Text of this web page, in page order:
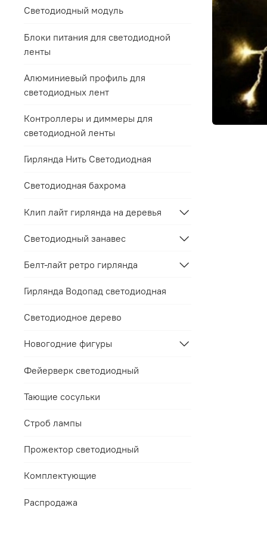
Светодиодный модуль
Блоки питания для светодиодной
ленты
Алюминиевый профиль для
светодиодных лент
Контроллеры и диммеры для
светодиодной ленты
Гирлянда Нить Светодиодная
Светодиодная бахрома
Клип лайт гирлянда на деревья
Светодиодный занавес
Белт-лайт ретро гирлянда
Гирлянда Водопад светодиодная
Светодиодное дерево
Новогодние фигуры
Фейерверк светодиодный
Тающие сосульки
Строб лампы
Прожектор светодиодный
Комплектующие
Распродажа